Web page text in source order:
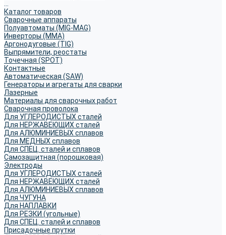
Каталог товаров
Сварочные аппараты
Полуавтоматы (MIG-MAG)
Инверторы (MMA)
Аргонодуговые (TIG)
Выпрямители, реостаты
Точечная (SPOT)
Контактные
Автоматическая (SAW)
Генераторы и агрегаты для сварки
Лазерные
Материалы для сварочных работ
Сварочная проволока
Для УГЛЕРОДИСТЫХ сталей
Для НЕРЖАВЕЮЩИХ сталей
Для АЛЮМИНИЕВЫХ сплавов
Для МЕДНЫХ сплавов
Для СПЕЦ. сталей и сплавов
Самозащитная (порошковая)
Электроды
Для УГЛЕРОДИСТЫХ сталей
Для НЕРЖАВЕЮЩИХ сталей
Для АЛЮМИНИЕВЫХ сплавов
Для ЧУГУНА
Для НАПЛАВКИ
Для РЕЗКИ (угольные)
Для СПЕЦ. сталей и сплавов
Присадочные прутки